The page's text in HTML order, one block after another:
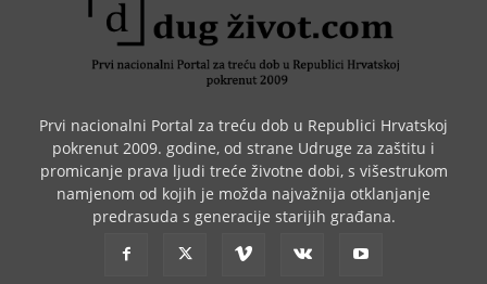
Prvi nacionalni Portal za treću dob u Republici Hrvatskoj
pokrenut 2009. godine, od strane Udruge za zaštitu i
promicanje prava ljudi treće životne dobi, s višestrukom
namjenom od kojih je možda najvažnija otklanjanje
predrasuda s generacije starijih građana.